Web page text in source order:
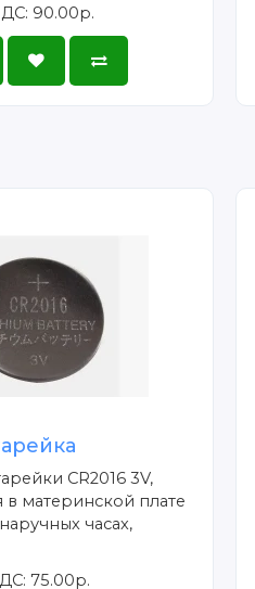
90.00р.
CR2016 3V,
в материнской плате
часах,
75.00р.